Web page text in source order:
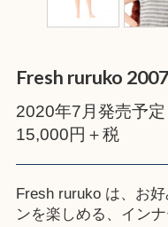
Fresh ruruko 2007
2020年7月発売予定
15,000円＋税
Fresh ruruko は、お
ンを楽しめる、イン